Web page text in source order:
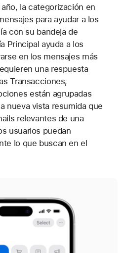
la categorización en
para ayudar a los
con su bandeja de
Principal ayuda a los
en los mensajes más
una respuesta
Transacciones,
están agrupadas
nueva vista resumida que
relevantes de una
usuarios puedan
lo que buscan en el